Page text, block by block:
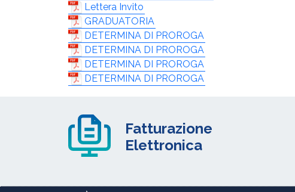
Lettera Invito
GRADUATORIA
DETERMINA DI PROROGA
DETERMINA DI PROROGA
DETERMINA DI PROROGA
DETERMINA DI PROROGA
Fatturazione
Elettronica